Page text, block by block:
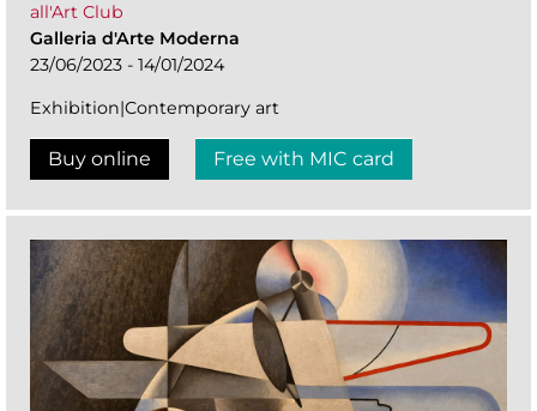
all'Art Club
Galleria d'Arte Moderna
23/06/2023 - 14/01/2024
Exhibition|Contemporary art
Buy online Free with MIC card